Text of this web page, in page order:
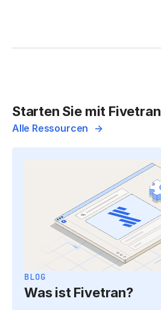
Starten Sie mit Fivetran
Alle Ressourcen
BLOG
Was ist Fivetran?